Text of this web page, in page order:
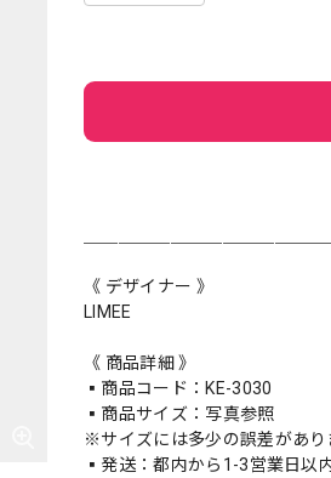
《 デザイナー 》
LIMEE
《 商品詳細 》
▪️商品コード：KE-3030
▪️商品サイズ：写真参照
※サイズには多少の誤差があり
▪️発送：都内から1-3営業日以